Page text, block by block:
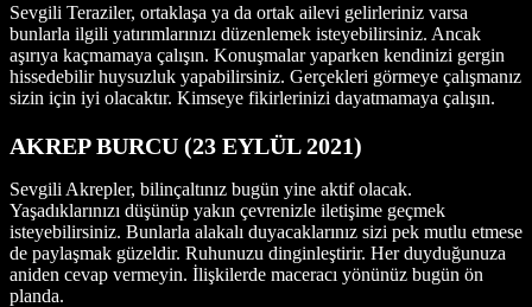
Sevgili Teraziler, ortaklaşa ya da ortak ailevi gelirleriniz varsa
bunlarla ilgili yatırımlarınızı düzenlemek isteyebilirsiniz. Ancak
aşırıya kaçmamaya çalışın. Konuşmalar yaparken kendinizi gergin
hissedebilir huysuzluk yapabilirsiniz. Gerçekleri görmeye çalışmanız
sizin için iyi olacaktır. Kimseye fikirlerinizi dayatmamaya çalışın.
AKREP BURCU (23 EYLÜL 2021)
Sevgili Akrepler, bilinçaltınız bugün yine aktif olacak.
Yaşadıklarınızı düşünüp yakın çevrenizle iletişime geçmek
isteyebilirsiniz. Bunlarla alakalı duyacaklarınız sizi pek mutlu etmese
de paylaşmak güzeldir. Ruhunuzu dinginleştirir. Her duyduğunuza
aniden cevap vermeyin. İlişkilerde maceracı yönünüz bugün ön
planda.